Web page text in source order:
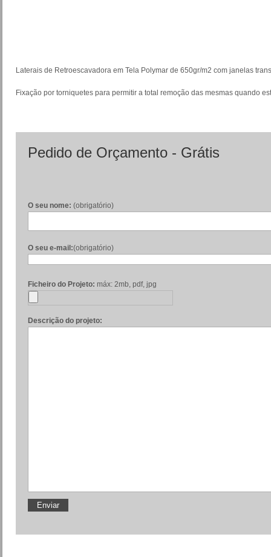
Laterais de Retroescavadora em Tela Polymar de 650gr/m2 com janelas
Fixação por torniquetes para permitir a total remoção das mesmas quando
Pedido de Orçamento - Grátis
O seu nome: (obrigatório)
O seu e-mail:(obrigatório)
Ficheiro do Projeto: máx: 2mb, pdf, jpg
Descrição do projeto: